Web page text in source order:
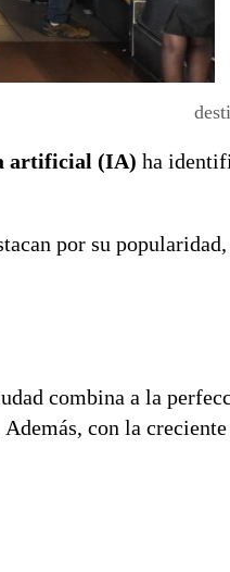
artificial (IA) ha
por su
combina a la
con la